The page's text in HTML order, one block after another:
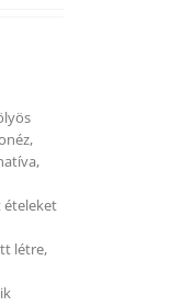
ételeket
létre,